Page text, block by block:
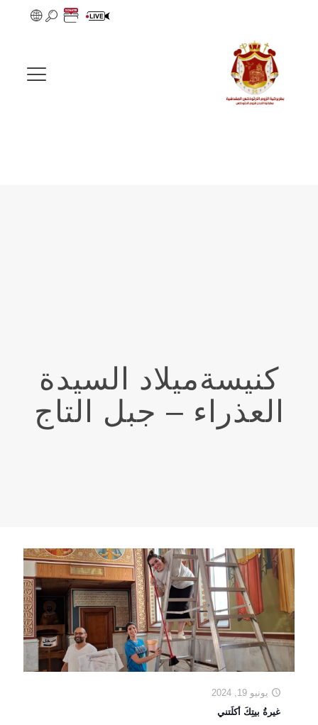
كنيسةميلاد السيدة
العذراء – جبل التاج
يونيو 19, 2024
غيرةُ بيتِكَ أكلَتني